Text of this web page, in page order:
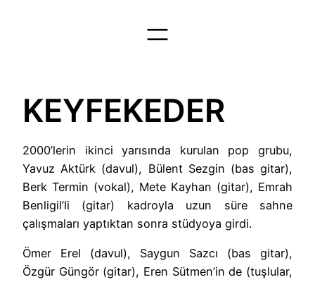
KEYFEKEDER
2000’lerin ikinci yarısında kurulan pop grubu,
Yavuz Aktürk (davul), Bülent Sezgin (bas gitar),
Berk Termin (vokal), Mete Kayhan (gitar), Emrah
Benligil’li (gitar) kadroyla uzun süre sahne
çalışmaları yaptıktan sonra stüdyoya girdi.
Ömer Erel (davul), Saygun Sazcı (bas gitar),
Özgür Güngör (gitar), Eren Sütmen’in de (tuşlular,